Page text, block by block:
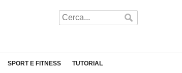
SPORT E FITNESS TUTORIAL